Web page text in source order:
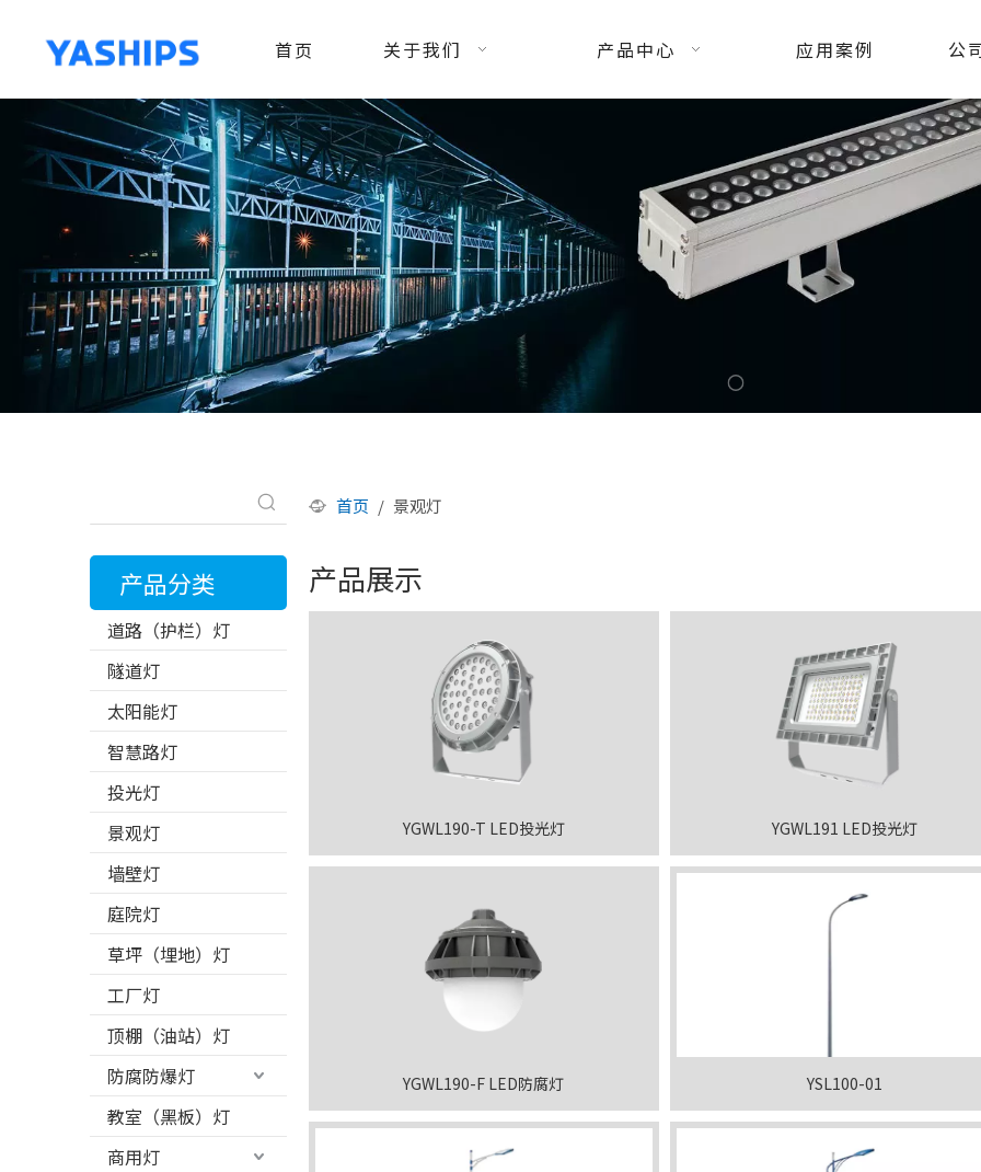
首页 关于我们 产品中心 应用案例 公
首页 / 景观灯
产品分类
道路（护栏）灯
隧道灯
太阳能灯
智慧路灯
投光灯
景观灯
墙壁灯
庭院灯
草坪（埋地）灯
工厂灯
顶棚（油站）灯
防腐防爆灯
教室（黑板）灯
商用灯
产品展示
YGWL190-T LED投光灯 YGWL191 LED投光灯
YGWL190-F LED防腐灯 YSL100-01